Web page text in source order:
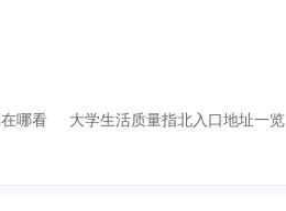
哪看 大学生活质量指北入口地址一览